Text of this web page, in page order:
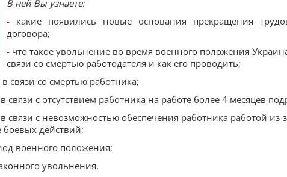
В ней Вы узнаете:
- какие появились новые основания прекращения
договора;
- что такое увольнение во время военного положения
связи со смертью работодателя и как его проводить;
связи со смертью работника;
с отсутствием работника на работе более 4 месяцев
связи с невозможностью обеспечения работника работой из-
боевых действий;
военного положения;
увольнения.